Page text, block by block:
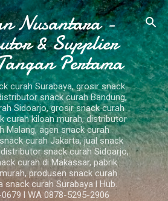
ke konten utama
Nusantara -
& Supplier
Pertama
curah Surabaya, grosir snack
snack curah Bandung,
Sidoarjo, grosir snack curah
curah kiloan murah, distributor
Malang, agen snack curah
curah Jakarta, jual snack
snack curah Sidoarjo,
curah di Makassar, pabrik
produsen snack curah
snack curah Surabaya l Hub.
l WA 0878-5295-2906